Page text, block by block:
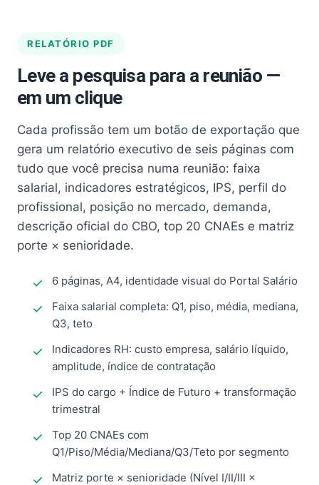
RELATÓRIO PDF
Leve a pesquisa para a reunião —
em um clique
Cada profissão tem um botão de exportação que
gera um relatório executivo de seis páginas com
tudo que você precisa numa reunião: faixa
salarial, indicadores estratégicos, IPS, perfil do
profissional, posição no mercado, demanda,
descrição oficial do CBO, top 20 CNAEs e matriz
porte × senioridade.
6 páginas, A4, identidade visual do Portal Salário
Faixa salarial completa: Q1, piso, média, mediana,
Q3, teto
Indicadores RH: custo empresa, salário líquido,
amplitude, índice de contratação
IPS do cargo + Índice de Futuro + transformação
trimestral
Top 20 CNAEs com
Q1/Piso/Média/Mediana/Q3/Teto por segmento
Matriz porte × senioridade (Nível I/II/III ×